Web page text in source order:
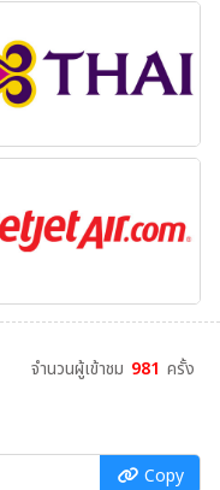
จำนวนผู้เข้าชม 981 ครั้ง
Copy